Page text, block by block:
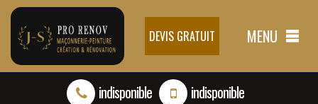
DEVIS GRATUIT MENU
indisponible indisponible